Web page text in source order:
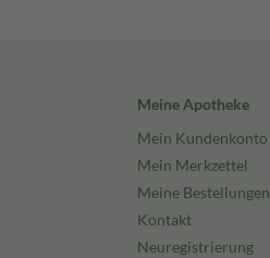
Meine Apotheke
Mein Kundenkonto
Mein Merkzettel
Meine Bestellungen
Kontakt
Neuregistrierung